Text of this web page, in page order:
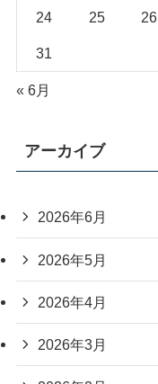
24 25 26
31
« 6月
アーカイブ
2026年6月
2026年5月
2026年4月
2026年3月